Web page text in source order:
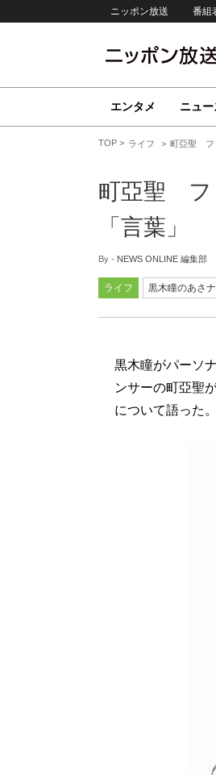
ニッポン放送 番組
エンタメ ニュー
TOP ライフ 町亞聖 フ
町亞聖 フ
「言葉」
By - NEWS ONLINE 編集部
ライフ 黒木瞳のあさ
黒木瞳がパーソ
ンサーの町亞聖
について語った。